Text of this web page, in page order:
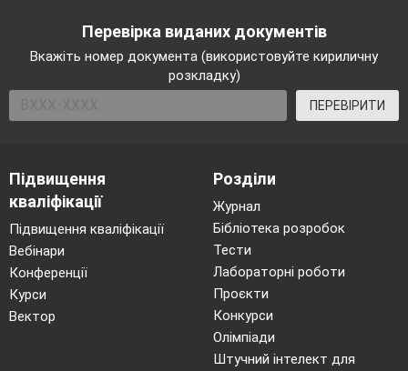
Перевірка виданих документів
Вкажіть номер документа (використовуйте кириличну
розкладку)
ПЕРЕВІРИТИ
Підвищення
кваліфікації
Підвищення кваліфікації
Вебінари
Конференції
Курси
Вектор
Розділи
Журнал
Бібліотека розробок
Тести
Лабораторні роботи
Проєкти
Конкурси
Олімпіади
Штучний інтелект для